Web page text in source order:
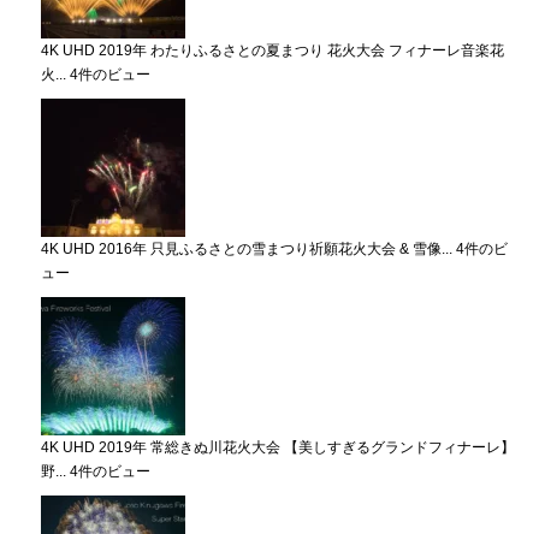
4K UHD 2019年 わたりふるさとの夏まつり 花火大会 フィナーレ音楽花
火... 4件のビュー
4K UHD 2016年 只見ふるさとの雪まつり祈願花火大会 & 雪像... 4件のビ
ュー
4K UHD 2019年 常総きぬ川花火大会 【美しすぎるグランドフィナーレ】
野... 4件のビュー